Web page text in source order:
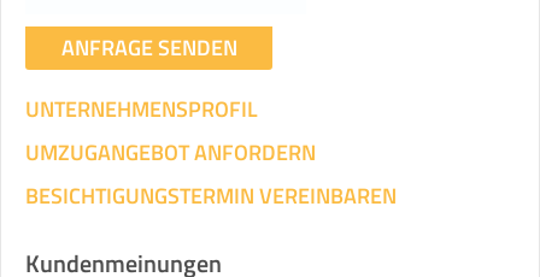
ANFRAGE SENDEN
UNTERNEHMENSPROFIL
UMZUGANGEBOT ANFORDERN
BESICHTIGUNGSTERMIN VEREINBAREN
Kundenmeinungen